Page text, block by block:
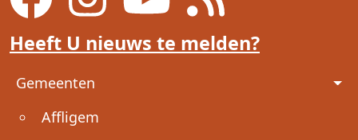
Heeft U nieuws te melden?
Voet
Gemeenten
Affligem